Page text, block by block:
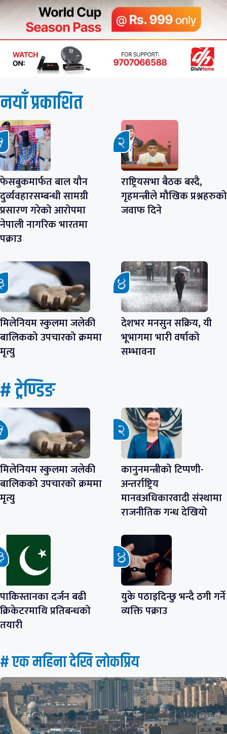
नयाँ प्रकाशित
फेसबुकमार्फत बाल यौन
दुर्व्यवहारसम्बन्धी सामग्री
प्रसारण गरेको आरोपमा
नेपाली नागरिक भारतमा
पक्राउ
राष्ट्रियसभा बैठक बस्दै,
गृहमन्त्रीले मौखिक प्रश्नहरुको
जवाफ दिने
मिलेनियम स्कुलमा जलेकी
बालिकको उपचारको क्रममा
मृत्यु
देशभर मनसुन सक्रिय, यी
भूभागमा भारी वर्षाको
सम्भावना
# ट्रेण्डिङ
मिलेनियम स्कुलमा जलेकी
बालिकको उपचारको क्रममा
मृत्यु
कानुनमन्त्रीको टिप्पणी-
अन्तर्राष्ट्रिय
मानवअधिकारवादी संस्थामा
राजनीतिक गन्ध देखियाे
पाकिस्तानका दर्जन बढी
क्रिकेटरमाथि प्रतिबन्धको
तयारी
युके पठाइदिन्छु भन्दै ठगी गर्ने
व्यक्ति पक्राउ
# एक महिना देखि लाेकप्रिय